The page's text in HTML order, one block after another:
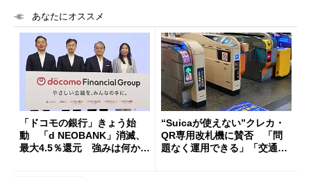
あなたにオススメ
「ドコモの銀行」きょう始
動 「d NEOBANK」消滅、
最大4.5％還元 強みは何か解
“Suicaが使えない”クレカ・
QR専用改札機に賛否 「問
題なく運用できる」「交通系I